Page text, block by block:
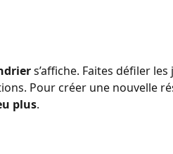
s’affiche. Faites défiler
Pour créer une nouvelle
plus.